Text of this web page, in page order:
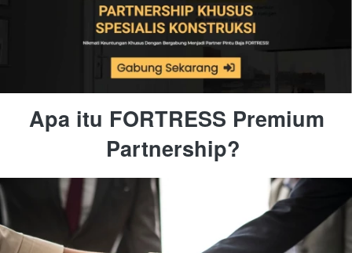
Apa itu FORTRESS Premium
Partnership?